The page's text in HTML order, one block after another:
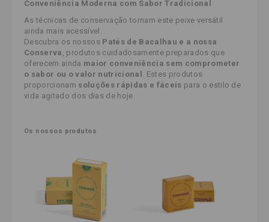
Conveniência Moderna com Sabor Tradicional
As técnicas de conservação tornam este peixe versátil
ainda mais acessível.
Descubra os nossos Patés de Bacalhau e a nossa
Conserva , produtos cuidadosamente preparados que
oferecem ainda maior conveniência sem comprometer
o sabor ou o valor nutricional . Estes produtos
proporcionam soluções rápidas e fáceis para o estilo de
vida agitado dos dias de hoje.
Os nossos produtos